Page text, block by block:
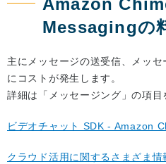
Amazon
Messagingの
主にメッセージの送受信、メッ
にコストが発生します。
詳細は「メッセージング」の項目
ビデオチャット SDK - Amazon
クラウド活用に関するさまざま